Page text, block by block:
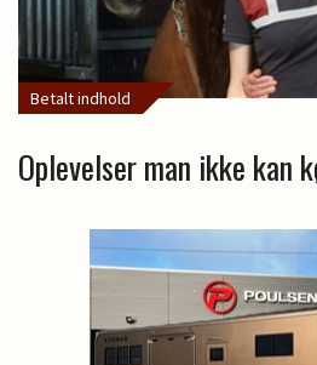
Betalt indhold
Oplevelser man ikke kan